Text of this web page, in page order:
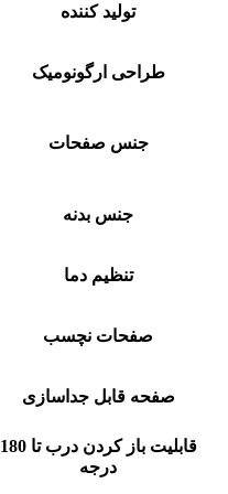
تولید کننده
طراحی ارگونومیک
جنس صفحات
جنس بدنه
تنظیم دما
صفحات نچسب
صفحه قابل جداسازی
قابلیت باز کردن درب تا 180
درجه